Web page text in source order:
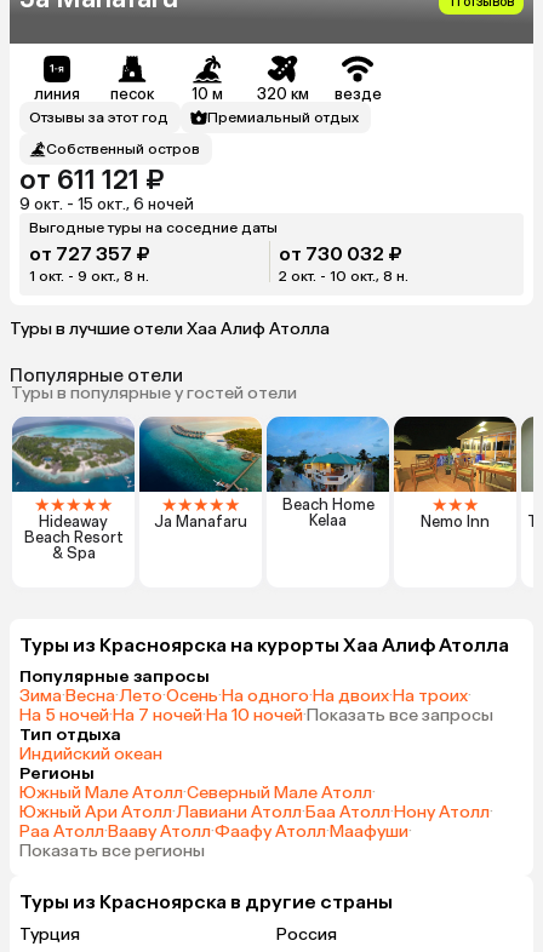
линия песок 10 м 320 км везде
Отзывы за этот год
Премиальный отдых
Собственный остров
от 611 121 ₽
9 окт. - 15 окт., 6 ночей
Выгодные туры на соседние даты
от 727 357 ₽
1 окт. - 9 окт., 8 н.
от 730 032 ₽
2 окт. - 10 окт., 8 н.
Туры в лучшие отели Хаа Алиф Атолла
Популярные отели
Туры в популярные у гостей отели
★★★★★
Hideaway
Beach Resort
& Spa
★★★★★
Ja Manafaru
Beach Home
Kelaa
★★★
Nemo Inn
Туры из Красноярска на курорты Хаа Алиф Атолла
Популярные запросы
Зима·Весна·Лето·Осень·На одного·На двоих·На троих·
На 5 ночей·На 7 ночей·На 10 ночей·Показать все запросы
Тип отдыха
Индийский океан
Регионы
Южный Мале Атолл·Северный Мале Атолл·
Южный Ари Атолл·Лавиани Атолл·Баа Атолл·Нону Атолл·
Раа Атолл·Вааву Атолл·Фаафу Атолл·Маафуши·
Показать все регионы
Туры из Красноярска в другие страны
Турция
Россия